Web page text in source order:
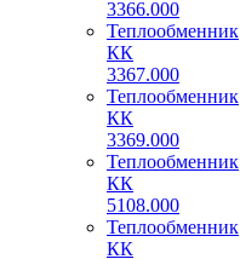
3366.000
Теплообменник
КК
3367.000
Теплообменник
КК
3369.000
Теплообменник
КК
5108.000
Теплообменник
КК